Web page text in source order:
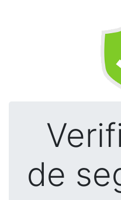
de